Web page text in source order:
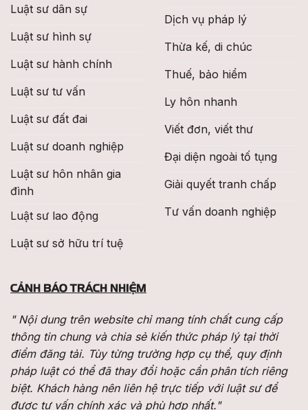
Luật sư dân sự
Luật sư hình sự
Luật sư hành chính
Luật sư tư vấn
Luật sư đất đai
Luật sư doanh nghiệp
Luật sư hôn nhân gia
đình
Luật sư lao động
Luật sư sở hữu trí tuệ
Dịch vụ pháp lý
Thừa kế, di chúc
Thuế, bảo hiểm
Ly hôn nhanh
Viết đơn, viết thư
Đại diện ngoài tố tụng
Giải quyết tranh chấp
Tư vấn doanh nghiệp
CẢNH BÁO TRÁCH NHIỆM
" Nội dung trên website chỉ mang tính chất cung cấp
thông tin chung và chia sẻ kiến thức pháp lý tại thời
điểm đăng tải. Tùy từng trường hợp cụ thể, quy định
pháp luật có thể đã thay đổi hoặc cần phân tích riêng
biệt. Khách hàng nên liên hệ trực tiếp với luật sư để
được tư vấn chính xác và phù hợp nhất."